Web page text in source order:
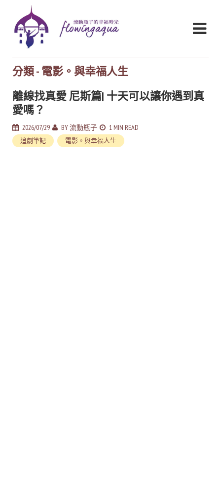
分類 - 電影。與幸福人生
離線找真愛 尼斯篇| 十天可以讓你遇到真
愛嗎？
2026/07/29 BY流動瓶子 1 MIN READ
追劇筆記 電影。與幸福人生